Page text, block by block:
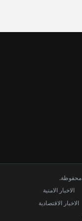
الاخبار الامنية
الاخبار الاقتصادية